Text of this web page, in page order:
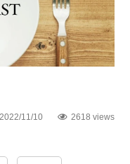
2022/11/10 2618 views